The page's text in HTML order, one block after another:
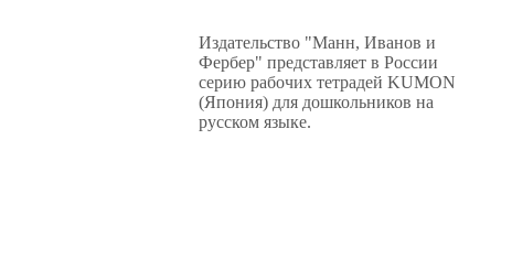
Издательство "Манн, Иванов и
Фербер" представляет в России
серию рабочих тетрадей KUMON
(Япония) для дошкольников на
русском языке.